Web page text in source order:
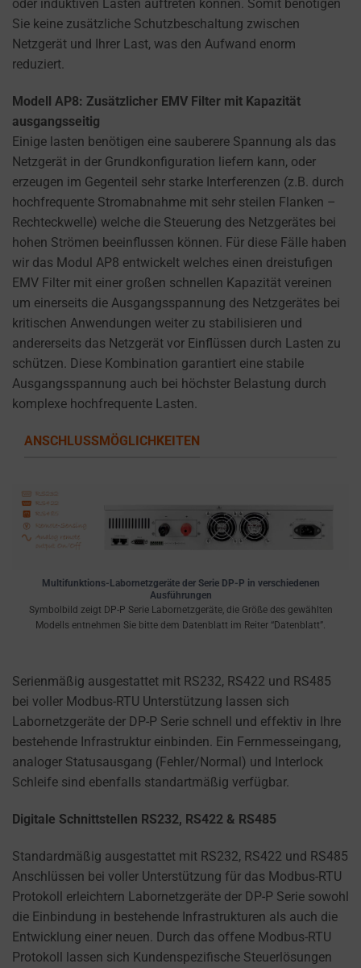
oder induktiven Lasten auftreten können. Somit benötigen
Sie keine zusätzliche Schutzbeschaltung zwischen
Netzgerät und Ihrer Last, was den Aufwand enorm
reduziert.
Modell AP8: Zusätzlicher EMV Filter mit Kapazität
ausgangsseitig
Einige lasten benötigen eine sauberere Spannung als das
Netzgerät in der Grundkonfiguration liefern kann, oder
erzeugen im Gegenteil sehr starke Interferenzen (z.B. durch
hochfrequente Stromabnahme mit sehr steilen Flanken –
Rechteckwelle) welche die Steuerung des Netzgerätes bei
hohen Strömen beeinflussen können. Für diese Fälle haben
wir das Modul AP8 entwickelt welches einen dreistufigen
EMV Filter mit einer großen schnellen Kapazität vereinen
um einerseits die Ausgangsspannung des Netzgerätes bei
kritischen Anwendungen weiter zu stabilisieren und
andererseits das Netzgerät vor Einflüssen durch Lasten zu
schützen. Diese Kombination garantiert eine stabile
Ausgangsspannung auch bei höchster Belastung durch
komplexe hochfrequente Lasten.
ANSCHLUSSMÖGLICHKEITEN
Multifunktions-Labornetzgeräte der Serie DP-P in verschiedenen
Ausführungen
Symbolbild zeigt DP-P Serie Labornetzgeräte, die Größe des gewählten
Modells entnehmen Sie bitte dem Datenblatt im Reiter “Datenblatt”.
Serienmäßig ausgestattet mit RS232, RS422 und RS485
bei voller Modbus-RTU Unterstützung lassen sich
Labornetzgeräte der DP-P Serie schnell und effektiv in Ihre
bestehende Infrastruktur einbinden. Ein Fernmesseingang,
analoger Statusausgang (Fehler/Normal) und Interlock
Schleife sind ebenfalls standartmäßig verfügbar.
Digitale Schnittstellen RS232, RS422 & RS485
Standardmäßig ausgestattet mit RS232, RS422 und RS485
Anschlüssen bei voller Unterstützung für das Modbus-RTU
Protokoll erleichtern Labornetzgeräte der DP-P Serie sowohl
die Einbindung in bestehende Infrastrukturen als auch die
Entwicklung einer neuen. Durch das offene Modbus-RTU
Protokoll lassen sich Kundenspezifische Steuerlösungen